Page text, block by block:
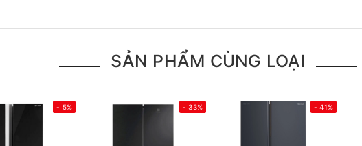
SẢN PHẨM CÙNG LOẠI
- 5% - 33% - 41%